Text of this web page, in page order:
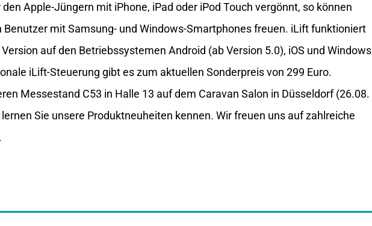
Apple-Jüngern mit iPhone, iPad oder iPod Touch vergönnt, so können
Benutzer mit Samsung- und Windows-Smartphones freuen. iLift funktioniert
auf den Betriebssystemen Android (ab Version 5.0), iOS und Windows
iLift-Steuerung gibt es zum aktuellen Sonderpreis von 299 Euro.
Messestand C53 in Halle 13 auf dem Caravan Salon in Düsseldorf (26.08.
Sie unsere Produktneuheiten kennen. Wir freuen uns auf zahlreiche